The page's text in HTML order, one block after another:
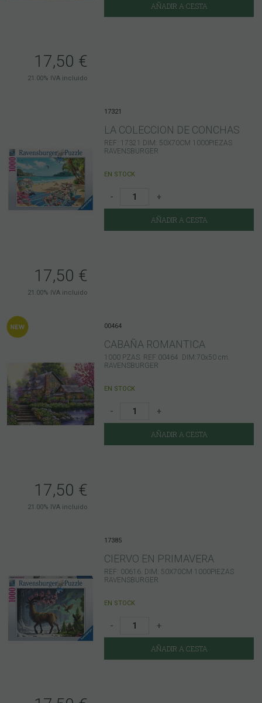
17,50 €
21.00% IVA incluido
AÑADIR A CESTA
17,50 €
21.00% IVA incluido
17321
LA COLECCION DE CONCHAS
REF: 17321 DIM: 50X70CM 1000PIEZAS
RAVENSBURGER
EN STOCK
- +
AÑADIR A CESTA
17,50 €
21.00% IVA incluido
00464
CABAÑA ROMANTICA
1000 PZAS. REF:00464. DIM:70x50 cm.
RAVENSBURGER
EN STOCK
- +
AÑADIR A CESTA
17385
CIERVO EN PRIMAVERA
REF: 00616. DIM: 50X70CM 1000PIEZAS
RAVENSBURGER
EN STOCK
- +
AÑADIR A CESTA